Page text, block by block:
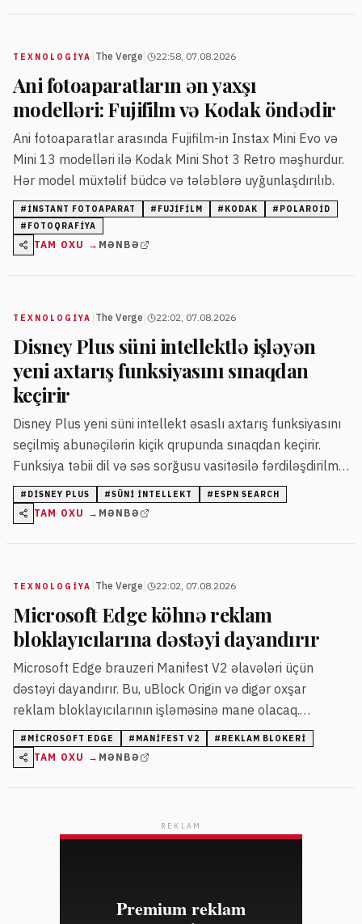
TEXNOLOGIYA The Verge 22:58, 07.08.2026
Ani fotoaparatların ən yaxşı
modelləri: Fujifilm və Kodak öndədir
Ani fotoaparatlar arasında Fujifilm-in Instax Mini Evo və
Mini 13 modelləri ilə Kodak Mini Shot 3 Retro məşhurdur.
Hər model müxtəlif büdcə və tələblərə uyğunlaşdırılıb.
# INSTANT FOTOAPARAT # FUJIFILM # KODAK # POLAROID
# FOTOQRAFIYA
TAM OXU → MƏNBƏ
TEXNOLOGIYA The Verge 22:02, 07.08.2026
Disney Plus süni intellektlə işləyən
yeni axtarış funksiyasını sınaqdan
keçirir
Disney Plus yeni süni intellekt əsaslı axtarış funksiyasını
seçilmiş abunəçilərin kiçik qrupunda sınaqdan keçirir.
Funksiya təbii dil və səs sorğusu vasitəsilə fərdiləşdirilmiş
məzmun təklif edir.
# DISNEY PLUS #SÜNI INTELLEKT # ESPN SEARCH
TAM OXU → MƏNBƏ
TEXNOLOGIYA The Verge 22:02, 07.08.2026
Microsoft Edge köhnə reklam
bloklayıcılarına dəstəyi dayandırır
Microsoft Edge brauzeri Manifest V2 əlavələri üçün
dəstəyi dayandırır. Bu, uBlock Origin və digər oxşar
reklam bloklayıcılarının işləməsinə mane olacaq.
İstifadəçilər Manifest V3 versiyasına keçməli və ya başqa
brauzer seçməlidirlər.
# MICROSOFT EDGE # MANIFEST V2 # REKLAM BLOKERI
TAM OXU → MƏNBƏ
REKLAM